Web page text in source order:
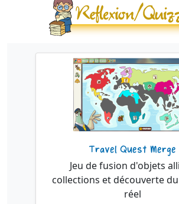
Travel Quest Merge
Jeu de fusion d'objets
collections et découverte
réel